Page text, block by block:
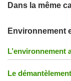
Dans la même
Environnement
L’environnement
Le